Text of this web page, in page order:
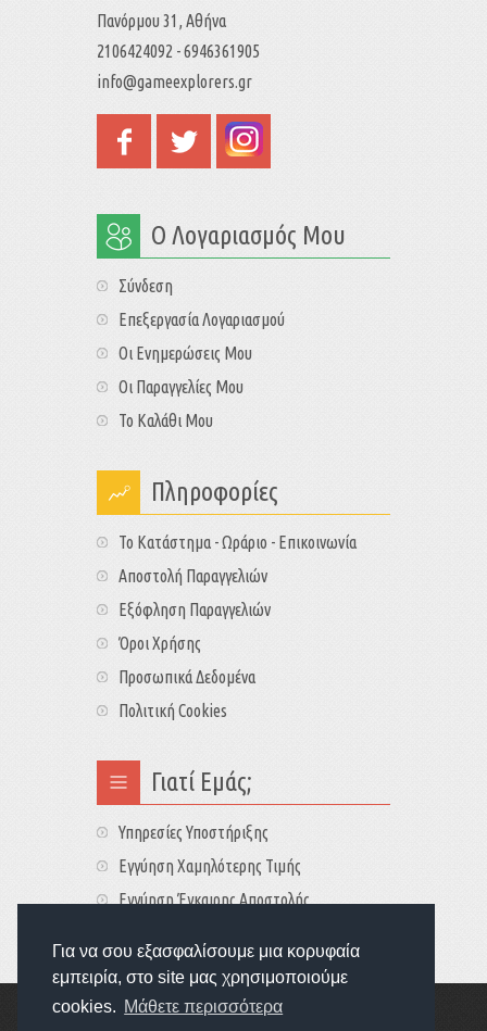
Για να σου εξασφαλίσουμε μια κορυφαία
εμπειρία, στο site μας χρησιμοποιούμε
cookies. Μάθετε περισσότερα
Πανόρμου 31, Αθήνα
2106424092 - 6946361905
info@gameexplorers.gr
Ο Λογαριασμός Μου
Σύνδεση
Επεξεργασία Λογαριασμού
Οι Ενημερώσεις Μου
Οι Παραγγελίες Μου
Το Καλάθι Μου
Πληροφορίες
Το Κατάστημα - Ωράριο - Επικοινωνία
Αποστολή Παραγγελιών
Εξόφληση Παραγγελιών
Όροι Χρήσης
Προσωπικά Δεδομένα
Πολιτική Cookies
Γιατί Εμάς;
Υπηρεσίες Υποστήριξης
Εγγύηση Χαμηλότερης Τιμής
Εγγύηση Έγκαιρης Αποστολής
Copyright © 2022GameExplorers